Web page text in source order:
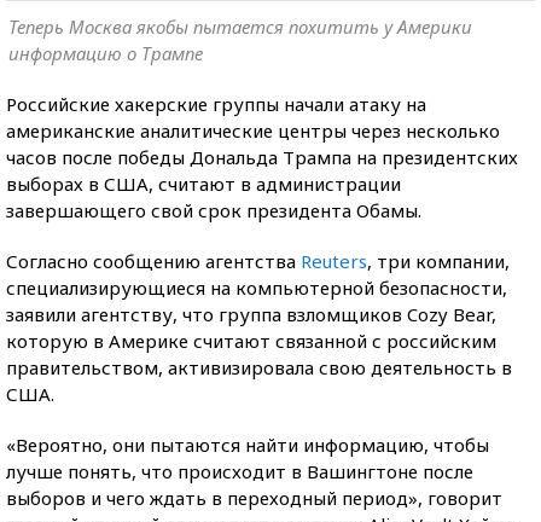
Теперь Москва якобы пытается похитить у Америки
информацию о Трампе
Российские хакерские группы начали атаку на
американские аналитические центры через несколько
часов после победы Дональда Трампа на президентских
выборах в США, считают в администрации
завершающего свой срок президента Обамы.
Согласно сообщению агентства Reuters, три компании,
специализирующиеся на компьютерной безопасности,
заявили агентству, что группа взломщиков Cozy Bear,
которую в Америке считают связанной с российским
правительством, активизировала свою деятельность в
США.
«Вероятно, они пытаются найти информацию, чтобы
лучше понять, что происходит в Вашингтоне после
выборов и чего ждать в переходный период», говорит